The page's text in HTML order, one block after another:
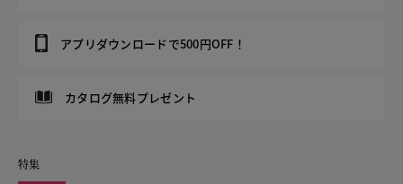
アプリダウンロードで500円OFF！
カタログ無料プレゼント
特集